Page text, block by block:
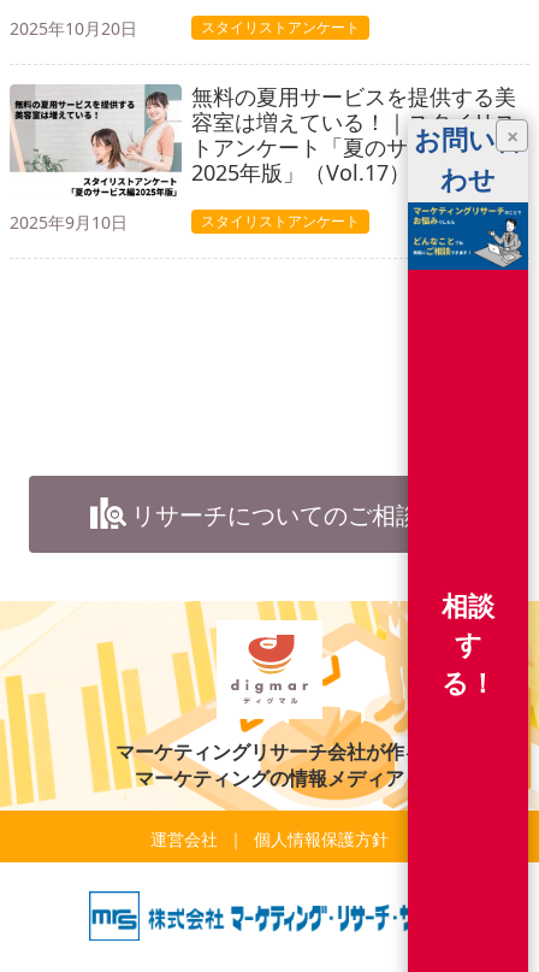
2025年10月20日 スタイリストアンケート
無料の夏用サービスを提供する美
容室は増えている！｜スタイリス
トアンケート「夏のサービス編
2025年版」（Vol.17）
2025年9月10日 スタイリストアンケート
リサーチについてのご相談
マーケティングリサーチ会社が作る
マーケティングの情報メディア
運営会社 個人情報保護方針
×
お問い合
わせ
相談
す
る！